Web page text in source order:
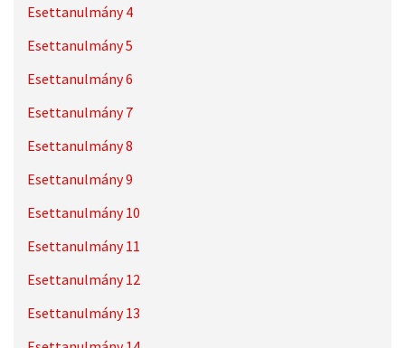
Esettanulmány 4
Esettanulmány 5
Esettanulmány 6
Esettanulmány 7
Esettanulmány 8
Esettanulmány 9
Esettanulmány 10
Esettanulmány 11
Esettanulmány 12
Esettanulmány 13